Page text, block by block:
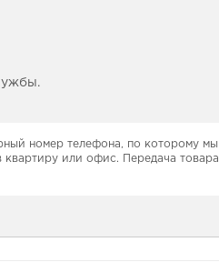
номер телефона, по которому мы
квартиру или офис. Передача товара